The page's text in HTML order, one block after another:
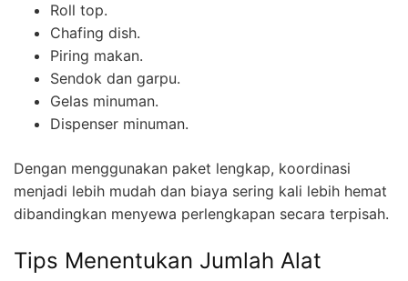
Roll top.
Chafing dish.
Piring makan.
Sendok dan garpu.
Gelas minuman.
Dispenser minuman.
Dengan menggunakan paket lengkap, koordinasi
menjadi lebih mudah dan biaya sering kali lebih hemat
dibandingkan menyewa perlengkapan secara terpisah.
Tips Menentukan Jumlah Alat